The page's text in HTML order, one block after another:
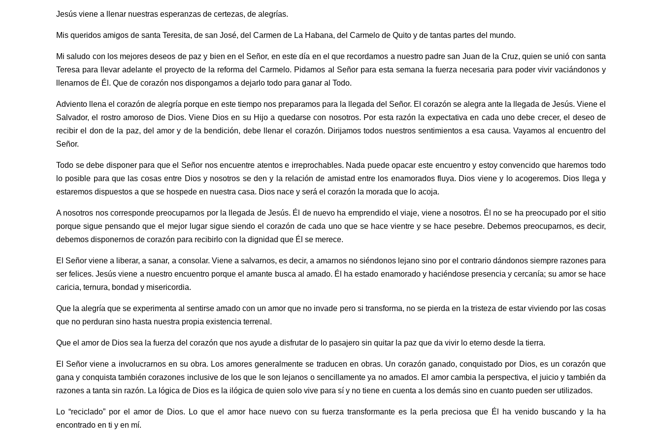
Jesús viene a llenar nuestras esperanzas de certezas, de alegrías.
Mis queridos amigos de santa Teresita, de san José, del Carmen de La Habana, del Carmelo de Quito y de tantas partes del mundo.
Mi saludo con los mejores deseos de paz y bien en el Señor, en este día en el que recordamos a nuestro padre san Juan de la Cruz, quien se unió con santa
Teresa para llevar adelante el proyecto de la reforma del Carmelo. Pidamos al Señor para esta semana la fuerza necesaria para poder vivir vaciándonos y
llenarnos de Él. Que de corazón nos dispongamos a dejarlo todo para ganar al Todo.
Adviento llena el corazón de alegría porque en este tiempo nos preparamos para la llegada del Señor. El corazón se alegra ante la llegada de Jesús. Viene el
Salvador, el rostro amoroso de Dios. Viene Dios en su Hijo a quedarse con nosotros. Por esta razón la expectativa en cada uno debe crecer, el deseo de
recibir el don de la paz, del amor y de la bendición, debe llenar el corazón. Dirijamos todos nuestros sentimientos a esa causa. Vayamos al encuentro del
Señor.
Todo se debe disponer para que el Señor nos encuentre atentos e irreprochables. Nada puede opacar este encuentro y estoy convencido que haremos todo
lo posible para que las cosas entre Dios y nosotros se den y la relación de amistad entre los enamorados fluya. Dios viene y lo acogeremos. Dios llega y
estaremos dispuestos a que se hospede en nuestra casa. Dios nace y será el corazón la morada que lo acoja.
A nosotros nos corresponde preocuparnos por la llegada de Jesús. Él de nuevo ha emprendido el viaje, viene a nosotros. Él no se ha preocupado por el sitio
porque sigue pensando que el mejor lugar sigue siendo el corazón de cada uno que se hace vientre y se hace pesebre. Debemos preocuparnos, es decir,
debemos disponernos de corazón para recibirlo con la dignidad que Él se merece.
El Señor viene a liberar, a sanar, a consolar. Viene a salvarnos, es decir, a amarnos no siéndonos lejano sino por el contrario dándonos siempre razones para
ser felices. Jesús viene a nuestro encuentro porque el amante busca al amado. Él ha estado enamorado y haciéndose presencia y cercanía; su amor se hace
caricia, ternura, bondad y misericordia.
Que la alegría que se experimenta al sentirse amado con un amor que no invade pero si transforma, no se pierda en la tristeza de estar viviendo por las cosas
que no perduran sino hasta nuestra propia existencia terrenal.
Que el amor de Dios sea la fuerza del corazón que nos ayude a disfrutar de lo pasajero sin quitar la paz que da vivir lo eterno desde la tierra.
El Señor viene a involucrarnos en su obra. Los amores generalmente se traducen en obras. Un corazón ganado, conquistado por Dios, es un corazón que
gana y conquista también corazones inclusive de los que le son lejanos o sencillamente ya no amados. El amor cambia la perspectiva, el juicio y también da
razones a tanta sin razón. La lógica de Dios es la ilógica de quien solo vive para sí y no tiene en cuenta a los demás sino en cuanto pueden ser utilizados.
Lo “reciclado” por el amor de Dios. Lo que el amor hace nuevo con su fuerza transformante es la perla preciosa que Él ha venido buscando y la ha
encontrado en ti y en mí.